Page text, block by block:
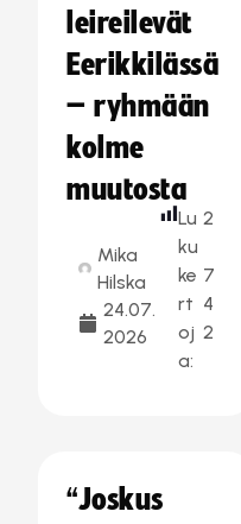
leireilevät
Eerikkilässä
– ryhmään
kolme
muutosta
Mika
Hilska
24.07.
2026
Lu
ku
ke
rt
oj
a:
2
7
4
2
“Joskus